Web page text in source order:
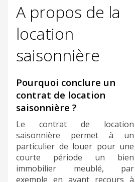
A propos de la
location
saisonnière
Pourquoi conclure un
contrat de location
saisonnière ?
Le contrat de location
saisonnière permet à un
particulier de louer pour une
courte période un bien
immobilier meublé, par
exemple en ayant recours à